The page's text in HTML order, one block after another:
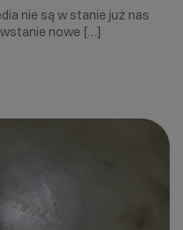
nie są w stanie już nas
nowe […]